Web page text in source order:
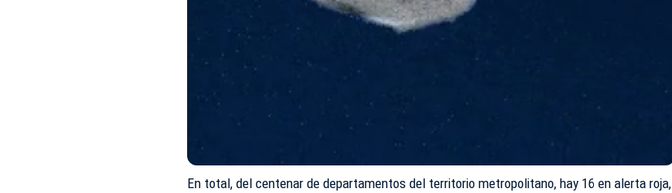
En total, del centenar de departamentos del territorio metropolitano, hay 16 en alerta roja,